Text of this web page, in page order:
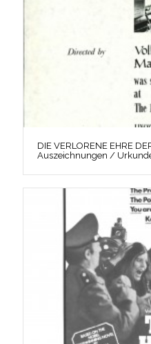
DIE VERLORENE EHRE
Auszeichnungen /